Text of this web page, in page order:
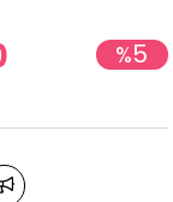
%5